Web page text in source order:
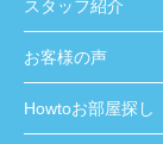
スタッフ紹介
お客様の声
Howtoお部屋探し